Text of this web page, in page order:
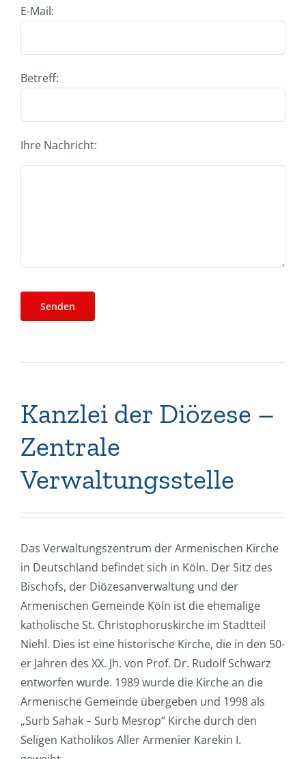
E-Mail:
Betreff:
Ihre Nachricht:
Kanzlei der Diözese –
Zentrale
Verwaltungsstelle
Das Verwaltungszentrum der Armenischen Kirche
in Deutschland befindet sich in Köln. Der Sitz des
Bischofs, der Diözesanverwaltung und der
Armenischen Gemeinde Köln ist die ehemalige
katholische St. Christophoruskirche im Stadtteil
Niehl. Dies ist eine historische Kirche, die in den 50-
er Jahren des XX. Jh. von Prof. Dr. Rudolf Schwarz
entworfen wurde. 1989 wurde die Kirche an die
Armenische Gemeinde übergeben und 1998 als
„Surb Sahak – Surb Mesrop“ Kirche durch den
Seligen Katholikos Aller Armenier Karekin I.